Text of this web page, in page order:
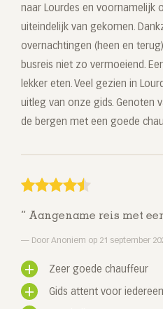
naar Lourdes en voornamelijk
uiteindelijk van gekomen.
overnachtingen (heen en
busreis niet zo vermoeiend.
lekker eten. Veel gezien in
uitleg van onze gids. Genoten
de bergen met een goede
Aangename reis met
Door Anoniem op 21 september
Zeer goede chauffeur
Gids attent voor iedereen